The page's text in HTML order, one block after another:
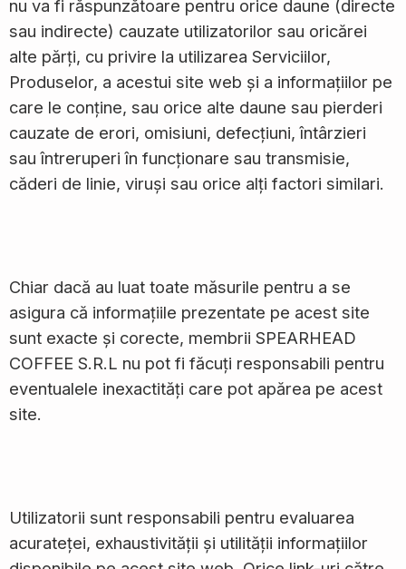
nu va fi răspunzătoare pentru orice daune (directe
sau indirecte) cauzate utilizatorilor sau oricărei
alte părți, cu privire la utilizarea Serviciilor,
Produselor, a acestui site web și a informațiilor pe
care le conține, sau orice alte daune sau pierderi
cauzate de erori, omisiuni, defecțiuni, întârzieri
sau întreruperi în funcționare sau transmisie,
căderi de linie, viruși sau orice alți factori similari.
Chiar dacă au luat toate măsurile pentru a se
asigura că informațiile prezentate pe acest site
sunt exacte și corecte, membrii SPEARHEAD
COFFEE S.R.L nu pot fi făcuți responsabili pentru
eventualele inexactități care pot apărea pe acest
site.
Utilizatorii sunt responsabili pentru evaluarea
acurateței, exhaustivității și utilității informațiilor